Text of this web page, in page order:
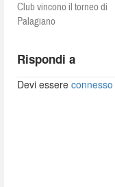
Club vincono il torneo di
Palagiano
Rispondi a
Devi essereconnesso